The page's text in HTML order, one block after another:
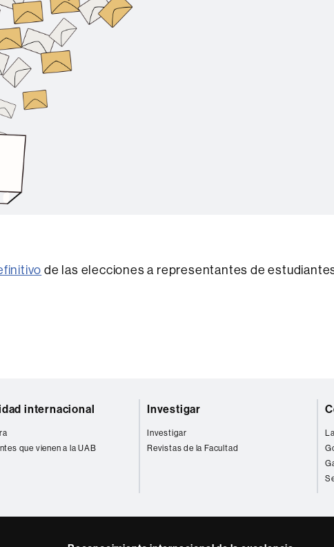
de las elecciones a representantes de
internacional
que vienen a la UAB
Investigar
Investigar
Revistas de la Facultad